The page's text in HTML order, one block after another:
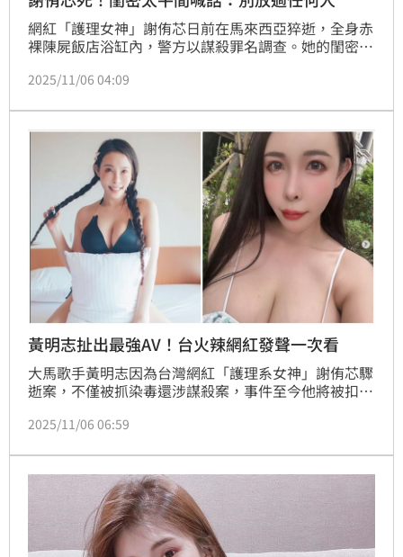
網紅「護理女神」謝侑芯日前在馬來西亞猝逝，全身赤
裸陳屍飯店浴缸內，警方以謀殺罪名調查。她的閨密謝
在太平間外依民俗投擲硬幣，希望與侑芯「最後互
2025/11/06 04:09
黃明志扯出最強AV！台火辣網紅發聲一次看
大馬歌手黃明志因為台灣網紅「護理系女神」謝侑芯驟
逝案，不僅被抓染毒還涉謀殺案，事件至今他將被扣押
網紅謝薇安、性感DJ網紅MIGA美家、「台灣最強AV女
百位女郎的JKF男性娛樂品牌都被捲入，皆是活色生香
或具闇黑娛樂色彩。
2025/11/06 06:59